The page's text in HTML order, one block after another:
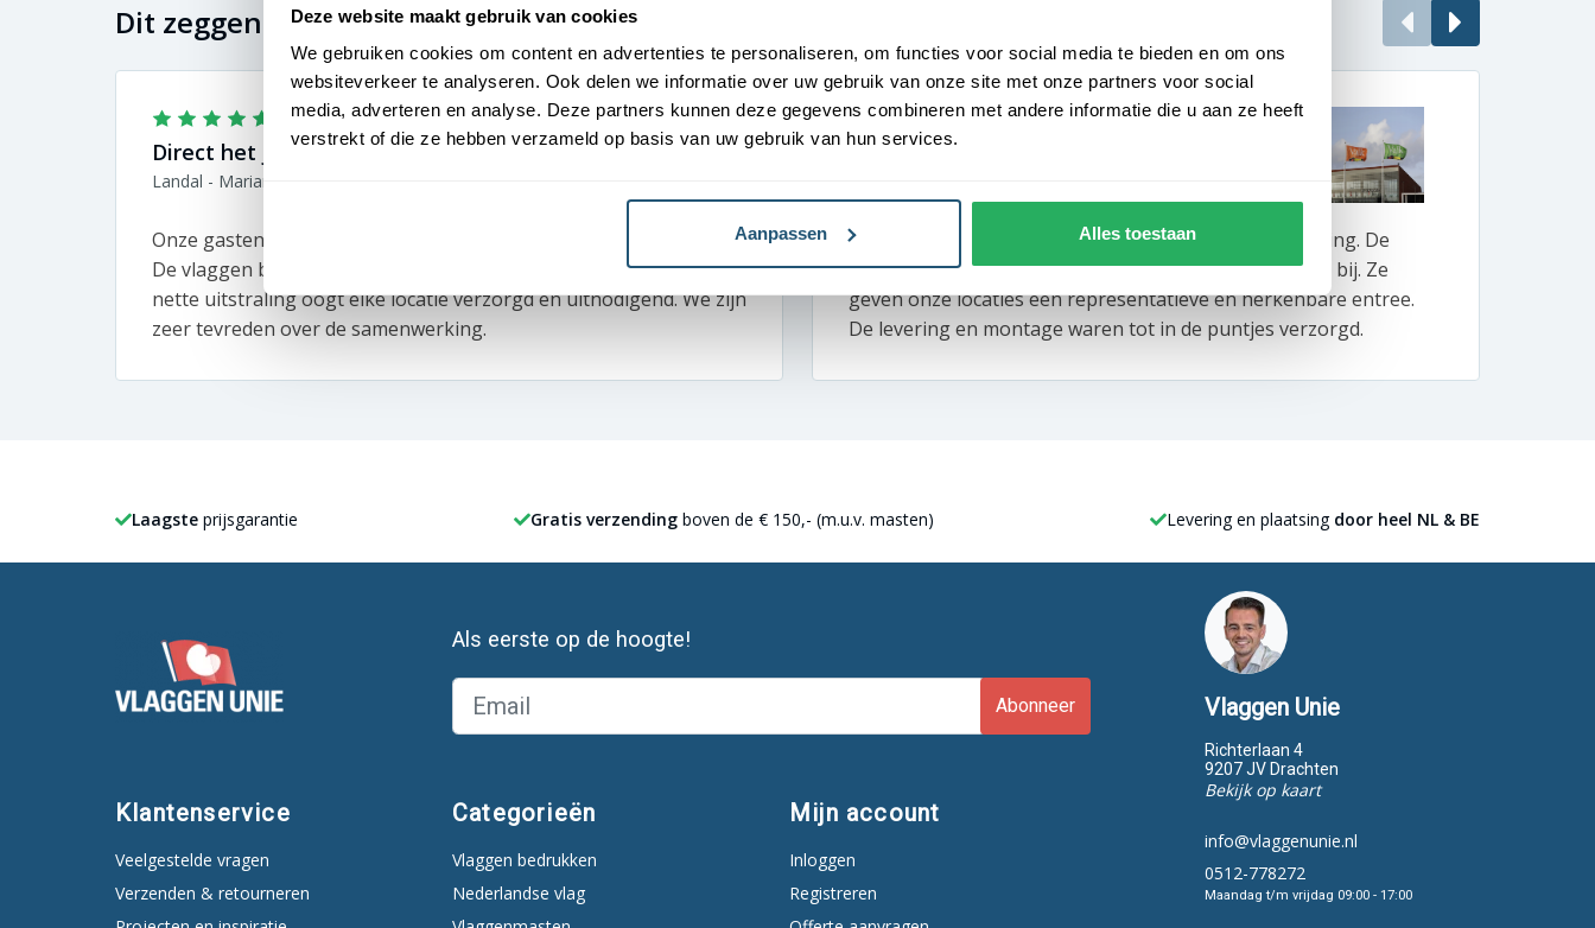
Deze website maakt gebruik van cookies
We gebruiken cookies om content en advertenties te personaliseren, om functies voor social media te bieden en om ons
websiteverkeer te analyseren. Ook delen we informatie over uw gebruik van onze site met onze partners voor social
media, adverteren en analyse. Deze partners kunnen deze gegevens combineren met andere informatie die u aan ze heeft
verstrekt of die ze hebben verzameld op basis van uw gebruik van hun services.
Aanpassen Alles toestaan
Dit zeggen onze klanten
Direct het juiste vakantiegevoel
Landal - Marianne
Onze gasten moeten vanaf aankomst het vakantiegevoel ervaren.
De vlaggen bij onze parken zetten direct de juiste toon. Dankzij de
nette uitstraling oogt elke locatie verzorgd en uitnodigend. We zijn
zeer tevreden over de samenwerking.
Professionele en gastvrije uitstraling
Bij Van der Valk draait alles om gastvrijheid en uitstraling. De
vlaggenmasten bij ons hotels dragen daar perfect aan bij. Ze
geven onze locaties een representatieve en herkenbare entree.
De levering en montage waren tot in de puntjes verzorgd.
Laagste prijsgarantie Gratis verzending boven de € 150,- (m.u.v. masten) Levering en plaatsing door heel NL & BE
Als eerste op de hoogte!
Abonneer
Klantenservice
Veelgestelde vragen
Verzenden & retourneren
Categorieën
Vlaggen bedrukken
Nederlandse vlag
Mijn account
Inloggen
Registreren
Vlaggen Unie
Richterlaan 4
9207 JV Drachten
Bekijk op kaart
info@vlaggenunie.nl
0512-778272
Maandag t/m vrijdag 09:00 - 17:00